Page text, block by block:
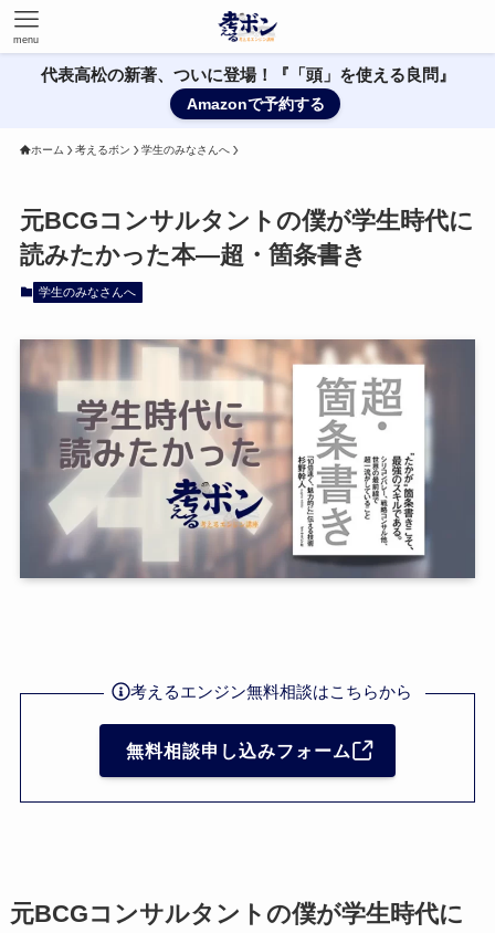
menu
代表高松の新著、ついに登場！『「頭」を使える良問』
Amazonで予約する
ホーム 考えるボン 学生のみなさんへ
元BCGコンサルタントの僕が学生時代に
読みたかった本—超・箇条書き
学生のみなさんへ
考えるエンジン無料相談はこちらから
無料相談申し込みフォーム
元BCGコンサルタントの僕が学生時代に